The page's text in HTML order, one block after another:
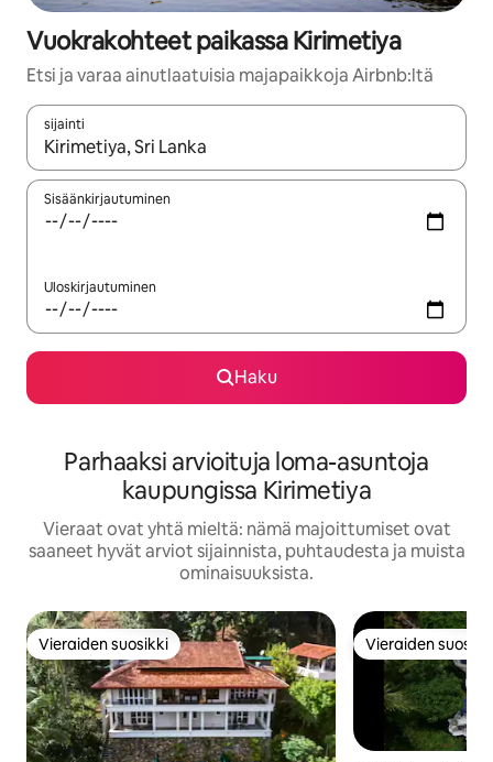
Vuokrakohteet paikassa Kirimetiya
Etsi ja varaa ainutlaatuisia majapaikkoja Airbnb:ltä
sijainti
Kun tulokset ovat saatavilla, navigoi ylös- ja alas-
Sisäänkirjautuminen
Uloskirjautuminen
Haku
Parhaaksi arvioituja loma-asuntoja
kaupungissa Kirimetiya
Vieraat ovat yhtä mieltä: nämä majoittumiset ovat
saaneet hyvät arviot sijainnista, puhtaudesta ja muista
ominaisuuksista.
Vieraiden suosikki
Vieraiden suosikki Vieraiden
Vieraiden